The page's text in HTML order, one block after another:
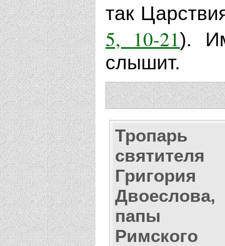
так
5, 10-21).
слышит.
Тропарь
святителя
Григория
Двоеслова,
папы
Римского